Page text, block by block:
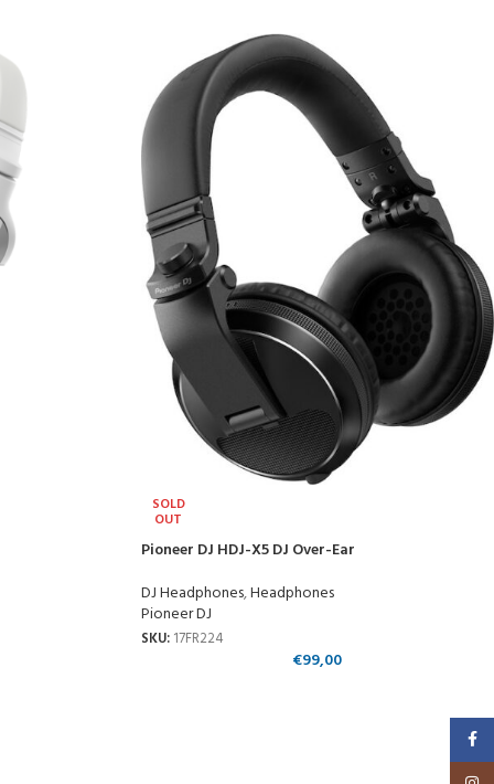
SOLD
OUT
Pioneer DJ HDJ-X5 DJ Over-Ear
DJ Headphones,Headphones
Pioneer DJ
SKU: 17FR224
€99,00